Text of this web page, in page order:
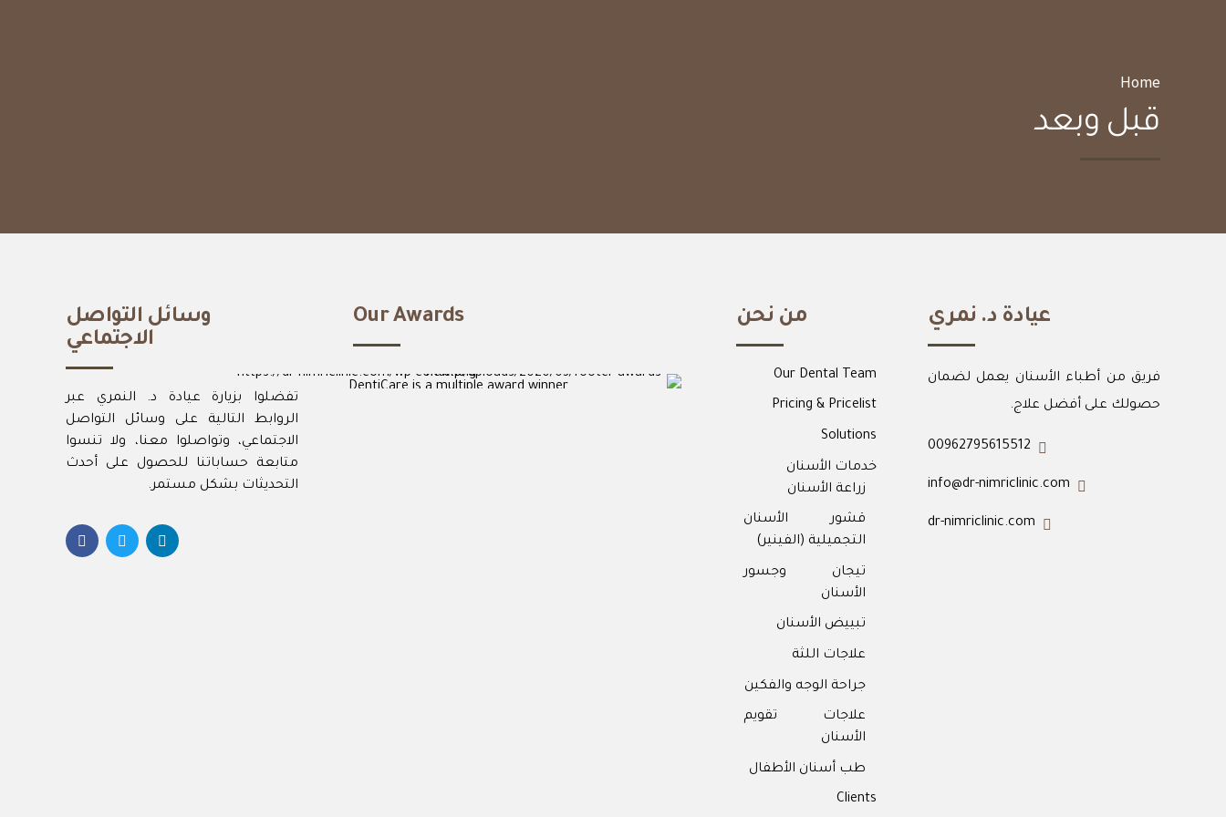
Home
قبل وبعد
عيادة د. نمري
فريق من أطباء الأسنان يعمل لضمان
حصولك على أفضل علاج.
00962795615512
info@dr-nimriclinic.com
dr-nimriclinic.com
من نحن
Our Dental Team
Pricing & Pricelist
Solutions
خدمات الأسنان
زراعة الأسنان
قشور الأسنان
التجميلية (الفينير)
تيجان وجسور
الأسنان
تبييض الأسنان
علاجات اللثة
جراحة الوجه والفكين
علاجات تقويم
الأسنان
طب أسنان الأطفال
Clients
Our Awards
DentiCare is a multiple award winner
وسائل التواصل
الاجتماعي
تفضلوا بزيارة عيادة د. النمري عبر
الروابط التالية على وسائل التواصل
الاجتماعي، وتواصلوا معنا، ولا تنسوا
متابعة حساباتنا للحصول على أحدث
التحديثات بشكل مستمر.